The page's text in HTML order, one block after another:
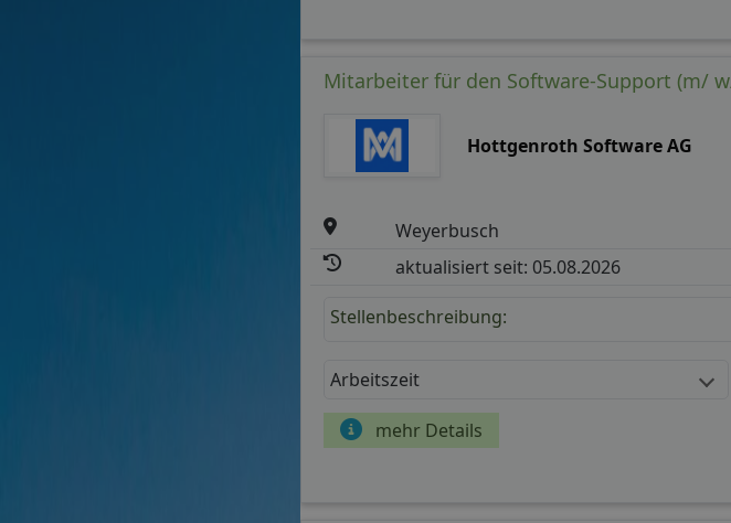
Mitarbeiter für den Software-Support (m/
Hottgenroth Software AG
Weyerbusch
aktualisiert seit: 05.08.2026
Stellenbeschreibung:
Arbeitszeit
mehr Details